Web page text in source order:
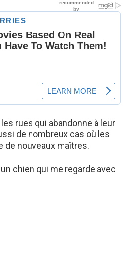
rues qui abandonne à leur
de nombreux cas où les
de nouveaux maîtres.
chien qui me regarde avec